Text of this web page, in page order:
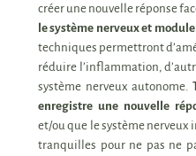
créer une nouvelle réponse
le système nerveux et
techniques permettront
réduire l’inflammation,
système nerveux autonome.
enregistre une nouvelle
et/ou que le système
tranquilles pour ne pas ne